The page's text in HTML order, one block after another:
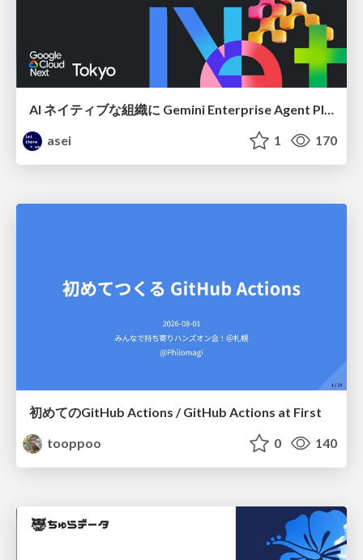
AI ネイティブな組織に Gemini Enterprise Agent Platform がなぜ必要なのか
asei
1 170
初めてのGitHub Actions / GitHub Actions at First
tooppoo
0 140